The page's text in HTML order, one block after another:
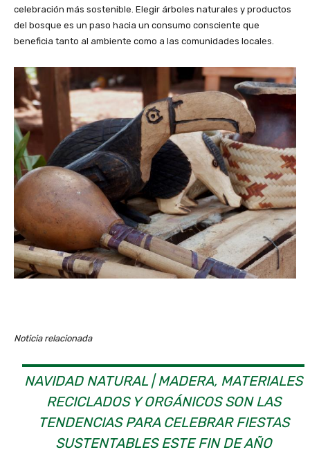
celebración más sostenible. Elegir árboles naturales y productos
del bosque es un paso hacia un consumo consciente que
beneficia tanto al ambiente como a las comunidades locales.
Noticia relacionada
NAVIDAD NATURAL | MADERA, MATERIALES
RECICLADOS Y ORGÁNICOS SON LAS
TENDENCIAS PARA CELEBRAR FIESTAS
SUSTENTABLES ESTE FIN DE AÑO